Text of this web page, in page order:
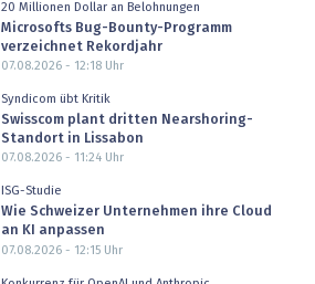
20 Millionen Dollar an Belohnungen
Microsofts Bug-Bounty-Programm
verzeichnet Rekordjahr
07.08.2026 - 12:18Uhr
Syndicom übt Kritik
Swisscom plant dritten Nearshoring-
Standort in Lissabon
07.08.2026 - 11:24Uhr
ISG-Studie
Wie Schweizer Unternehmen ihre Cloud
an KI anpassen
07.08.2026 - 12:15Uhr